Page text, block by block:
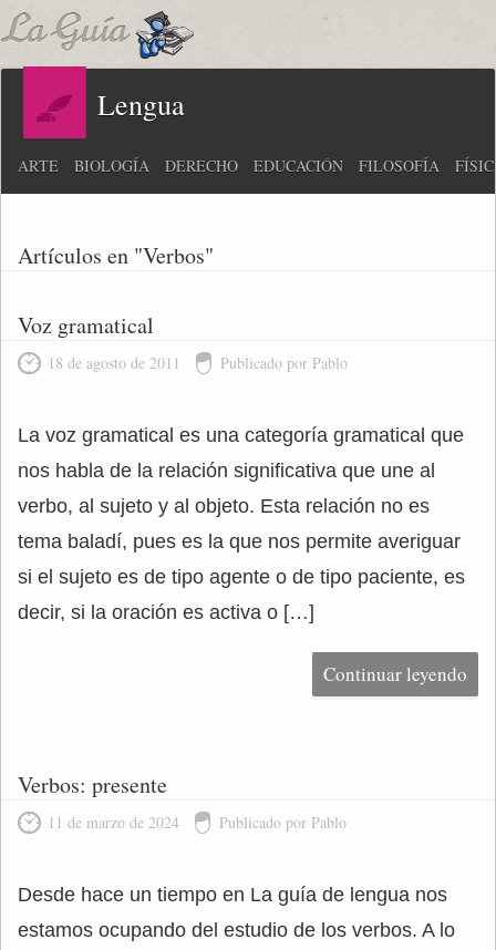
Lengua
ARTE BIOLOGÍA DERECHO EDUCACIÓN FILOSOFÍA
Artículos en "Verbos"
Voz gramatical
18 de agosto de 2011 Publicado por Pablo
La voz gramatical es una categoría gramatical que
nos habla de la relación significativa que une al
verbo, al sujeto y al objeto. Esta relación no es
tema baladí, pues es la que nos permite averiguar
si el sujeto es de tipo agente o de tipo paciente, es
decir, si la oración es activa o […]
Continuar leyendo
Verbos: presente
11 de marzo de 2024 Publicado por Pablo
Desde hace un tiempo en La guía de lengua nos
estamos ocupando del estudio de los verbos. A lo